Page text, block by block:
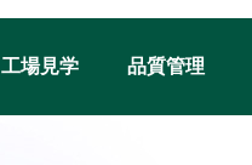
工場見学 品質管理